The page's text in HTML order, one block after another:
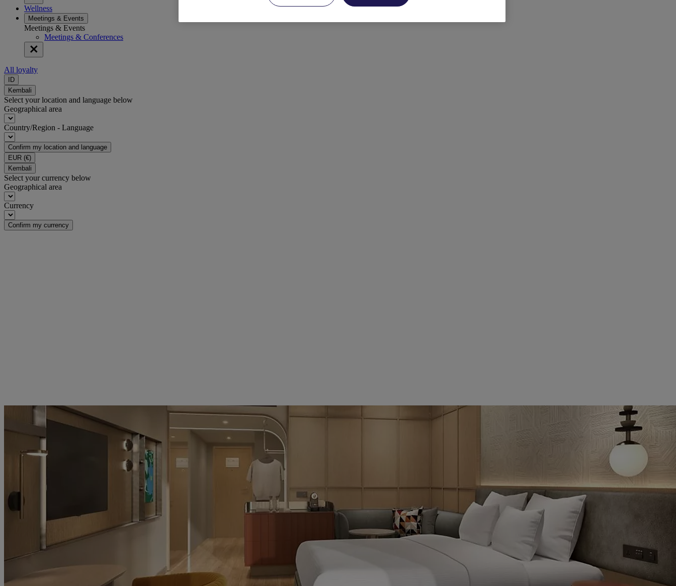
Wellness
Meetings & Events
Meetings & Events
Meetings & Conferences
All loyalty
ID
Kembali
Select your location and language below
Geographical area
Country/Region - Language
Confirm my location and language
EUR (€)
Kembali
Select your currency below
Geographical area
Currency
Confirm my currency